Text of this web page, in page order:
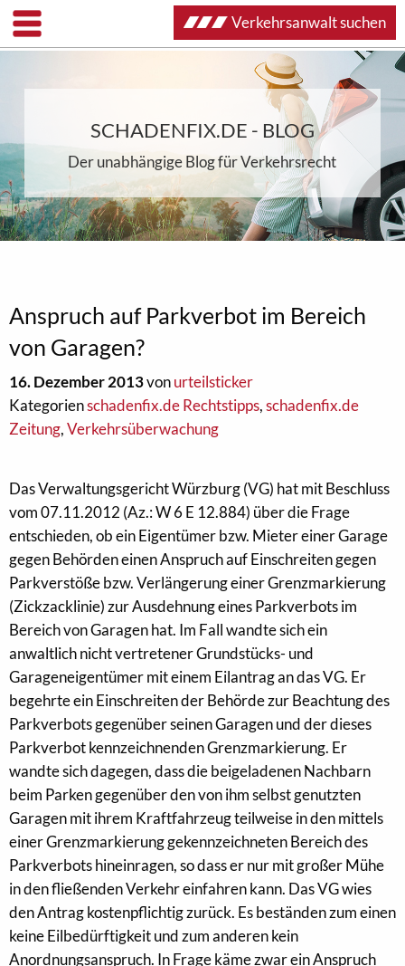
SCHADENFIX.DE - BLOG
Der unabhängige Blog für Verkehrsrecht
Anspruch auf Parkverbot im Bereich
von Garagen?
16. Dezember 2013vonurteilsticker
Kategorienschadenfix.de Rechtstipps,schadenfix.de
Zeitung,Verkehrsüberwachung
Das Verwaltungsgericht Würzburg (VG) hat mit Beschluss
vom 07.11.2012 (Az.: W 6 E 12.884) über die Frage
entschieden, ob ein Eigentümer bzw. Mieter einer Garage
gegen Behörden einen Anspruch auf Einschreiten gegen
Parkverstöße bzw. Verlängerung einer Grenzmarkierung
(Zickzacklinie) zur Ausdehnung eines Parkverbots im
Bereich von Garagen hat. Im Fall wandte sich ein
anwaltlich nicht vertretener Grundstücks- und
Garageneigentümer mit einem Eilantrag an das VG. Er
begehrte ein Einschreiten der Behörde zur Beachtung des
Parkverbots gegenüber seinen Garagen und der dieses
Parkverbot kennzeichnenden Grenzmarkierung. Er
wandte sich dagegen, dass die beigeladenen Nachbarn
beim Parken gegenüber den von ihm selbst genutzten
Garagen mit ihrem Kraftfahrzeug teilweise in den mittels
einer Grenzmarkierung gekennzeichneten Bereich des
Parkverbots hineinragen, so dass er nur mit großer Mühe
in den fließenden Verkehr einfahren kann. Das VG wies
den Antrag kostenpflichtig zurück. Es beständen zum einen
keine Eilbedürftigkeit und zum anderen kein
Anordnungsanspruch. In Frage käme zwar ein Anspruch
Verkehrsanwalt suchen